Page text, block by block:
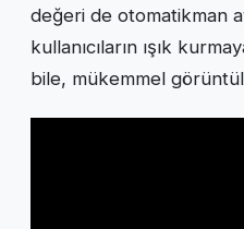
değeri de otomatikman
kullanıcıların ışık
bile, mükemmel